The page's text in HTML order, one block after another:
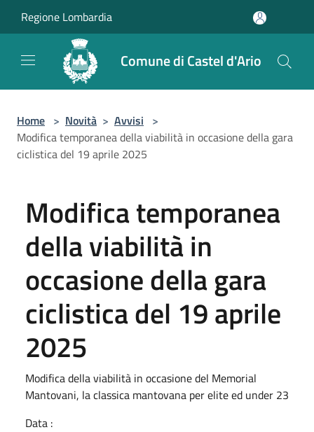
Regione Lombardia
Comune di Castel d'Ario
Home > Novità > Avvisi >
Modifica temporanea della viabilità in occasione della gara
ciclistica del 19 aprile 2025
Modifica temporanea
della viabilità in
occasione della gara
ciclistica del 19 aprile
2025
Modifica della viabilità in occasione del Memorial
Mantovani, la classica mantovana per elite ed under 23
Data :